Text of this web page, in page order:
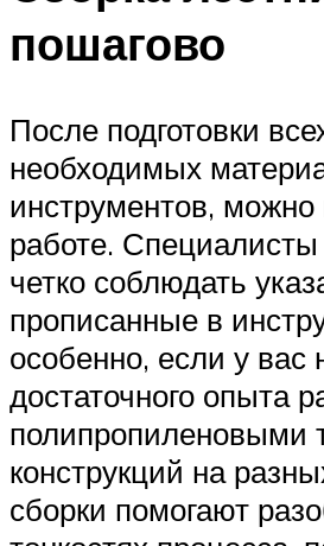
пошагово
После подготовки
необходимых
инструментов, можно
работе.
четко соблюдать
прописанные в
особенно, если у вас
достаточного опыта
полипропиленовыми
конструкций на
сборки помогают